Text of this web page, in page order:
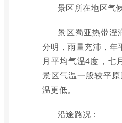
景区所在地区气
景区蜀亚热带溼
分明，雨量充沛，年
月平均气温4度，七
景区气温一般较平
温更低。
沿途路况：